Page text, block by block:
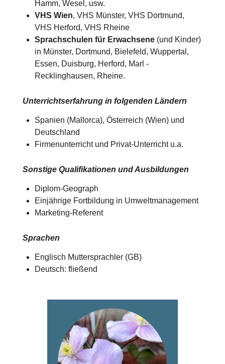
Hamm, Wesel, usw.
VHS Wien, VHS Münster, VHS Dortmund,
VHS Herford, VHS Rheine
Sprachschulen für Erwachsene(und Kinder)
in Münster, Dortmund, Bielefeld, Wuppertal,
Essen, Duisburg, Herford, Marl -
Recklinghausen, Rheine.
Unterrichtserfahrung in folgenden Ländern
Spanien (Mallorca), Österreich (Wien) und
Deutschland​​
Firmenunterricht und Privat-Unterricht u.a.
Sonstige Qualifikationen und Ausbildungen
Diplom-Geograph
Einjährige Fortbildung in Umweltmanagement
Marketing-Referent
Sprachen
Englisch Muttersprachler (GB)
Deutsch: fließend